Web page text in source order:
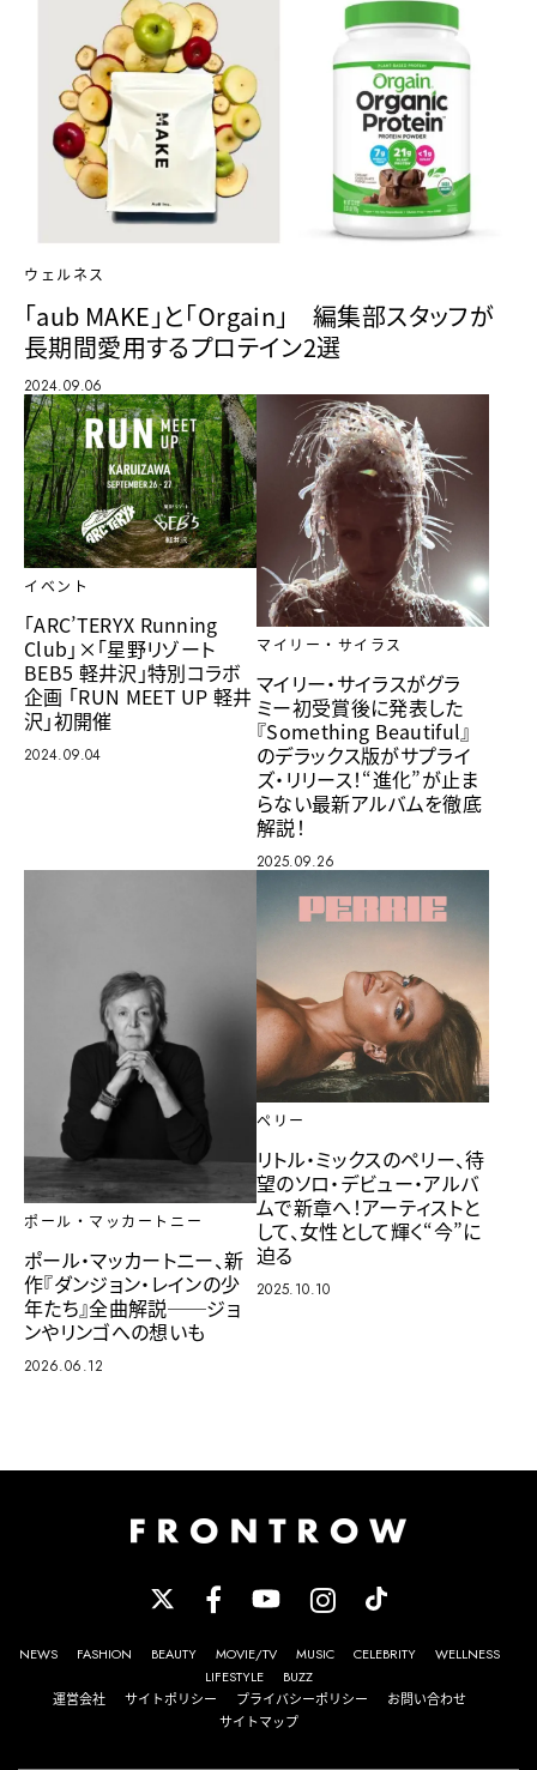
ウェルネス
「aub MAKE」と「Orgain」 編集部スタッフが
長期間愛用するプロテイン2選
2024.09.06
イベント
「ARC’TERYX Running
Club」×「星野リゾート
BEB5 軽井沢」特別コラボ
企画 「RUN MEET UP 軽井
沢」初開催
2024.09.04
マイリー・サイラス
マイリー・サイラスがグラ
ミー初受賞後に発表した
『Something Beautiful』
のデラックス版がサプライ
ズ・リリース！“進化”が止ま
らない最新アルバムを徹底
解説！
2025.09.26
ポール・マッカートニー
ポール・マッカートニー、新
作『ダンジョン・レインの少
年たち』全曲解説──ジョ
ンやリンゴへの想いも
2026.06.12
ペリー
リトル・ミックスのペリー、待
望のソロ・デビュー・アルバ
ムで新章へ！アーティストと
して、女性として輝く“今”に
迫る
2025.10.10
NEWS FASHION BEAUTY MOVIE/TV MUSIC CELEBRITY
WELLNESS
LIFESTYLE
BUZZ
運営会社
サイトポリシー プライバシーポリシー
お問い合わせ
サイトマップ